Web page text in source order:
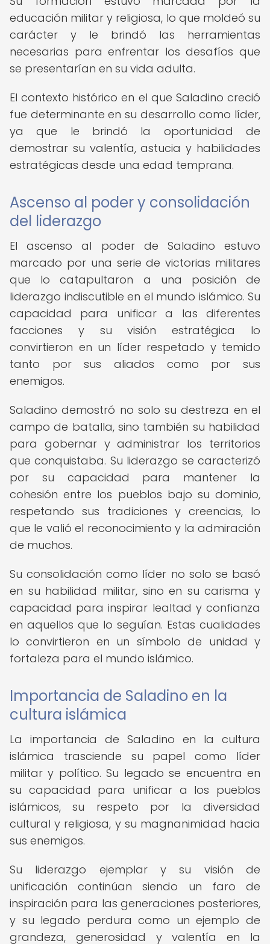
educación militar y religiosa, lo que moldeó su
carácter y le brindó las herramientas
necesarias para enfrentar los desafíos que
se presentarían en su vida adulta.
El contexto histórico en el que Saladino creció
fue determinante en su desarrollo como líder,
ya que le brindó la oportunidad de
demostrar su valentía, astucia y habilidades
estratégicas desde una edad temprana.
Ascenso al poder y consolidación
del liderazgo
El ascenso al poder de Saladino estuvo
marcado por una serie de victorias militares
que lo catapultaron a una posición de
liderazgo indiscutible en el mundo islámico. Su
capacidad para unificar a las diferentes
facciones y su visión estratégica lo
convirtieron en un líder respetado y temido
tanto por sus aliados como por sus
enemigos.
Saladino demostró no solo su destreza en el
campo de batalla, sino también su habilidad
para gobernar y administrar los territorios
que conquistaba. Su liderazgo se caracterizó
por su capacidad para mantener la
cohesión entre los pueblos bajo su dominio,
respetando sus tradiciones y creencias, lo
que le valió el reconocimiento y la admiración
de muchos.
Su consolidación como líder no solo se basó
en su habilidad militar, sino en su carisma y
capacidad para inspirar lealtad y confianza
en aquellos que lo seguían. Estas cualidades
lo convirtieron en un símbolo de unidad y
fortaleza para el mundo islámico.
Importancia de Saladino en la
cultura islámica
La importancia de Saladino en la cultura
islámica trasciende su papel como líder
militar y político. Su legado se encuentra en
su capacidad para unificar a los pueblos
islámicos, su respeto por la diversidad
cultural y religiosa, y su magnanimidad hacia
sus enemigos.
Su liderazgo ejemplar y su visión de
unificación continúan siendo un faro de
inspiración para las generaciones posteriores,
y su legado perdura como un ejemplo de
grandeza, generosidad y valentía en la